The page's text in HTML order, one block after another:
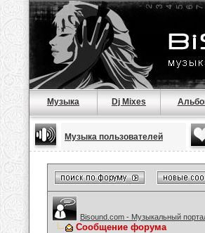
Музыка Dj Mixes
Музыка пользователей
Bisound.com - Музыкальный
Сообщение форума